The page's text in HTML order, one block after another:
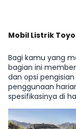
Mobil Listrik
Bagi kamu yang
bagian ini
dan opsi
penggunaan
spesifikasinya di